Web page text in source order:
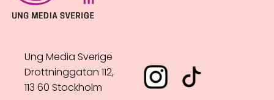
Ung Media Sverige
Drottninggatan 112,
113 60 Stockholm